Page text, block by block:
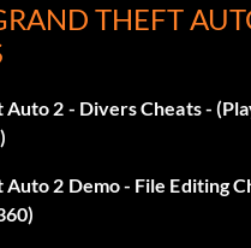
THEFT
2 - Divers Cheats -
2 Demo - File Editing